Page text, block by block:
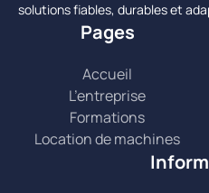
solutions fiables, durables et
Pages
Accueil
L’entreprise
Formations
Location de machines